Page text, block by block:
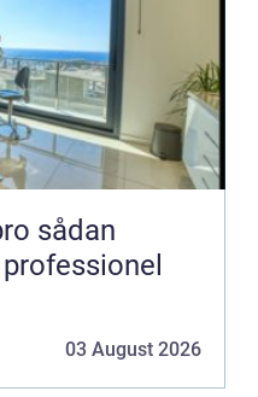
03 August 2026